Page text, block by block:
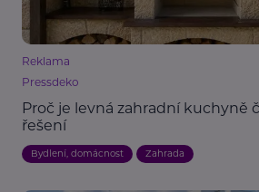
Reklama
Pressdeko
Proč je levná zahradní kuchyně
řešení
Bydlení, domácnost Zahrada